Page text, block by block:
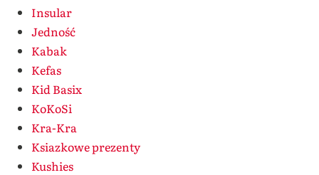
Insular
Jedność
Kabak
Kefas
Kid Basix
KoKoSi
Kra-Kra
Ksiazkowe prezenty
Kushies